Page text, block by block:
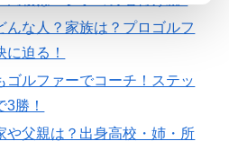
んな人？家族は？プロゴルフ
に迫る！
ゴルファーでコーチ！ステッ
勝！
や父親は？出身高校・姉・所